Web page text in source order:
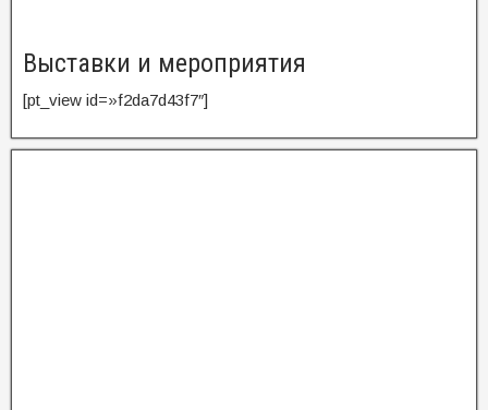
Выставки и мероприятия
[pt_view id=»f2da7d43f7″]